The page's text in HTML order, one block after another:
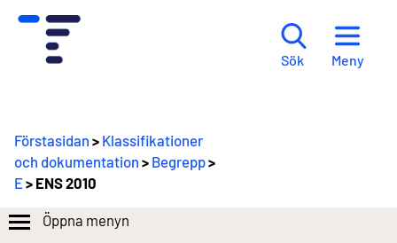
Sök Meny
Förstasidan > Klassifikationer
och dokumentation > Begrepp>
E> ENS 2010
Öppna menyn